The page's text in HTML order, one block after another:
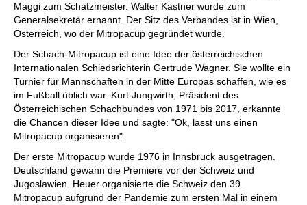
Maggi zum Schatzmeister. Walter Kastner wurde zum
Generalsekretär ernannt. Der Sitz des Verbandes ist in Wien,
Österreich, wo der Mitropacup gegründet wurde.
Der Schach-Mitropacup ist eine Idee der österreichischen
Internationalen Schiedsrichterin Gertrude Wagner. Sie wollte ein
Turnier für Mannschaften in der Mitte Europas schaffen, wie es
im Fußball üblich war. Kurt Jungwirth, Präsident des
Österreichischen Schachbundes von 1971 bis 2017, erkannte
die Chancen dieser Idee und sagte: "Ok, lasst uns einen
Mitropacup organisieren".
Der erste Mitropacup wurde 1976 in Innsbruck ausgetragen.
Deutschland gewann die Premiere vor der Schweiz und
Jugoslawien. Heuer organisierte die Schweiz den 39.
Mitropacup aufgrund der Pandemie zum ersten Mal in einem